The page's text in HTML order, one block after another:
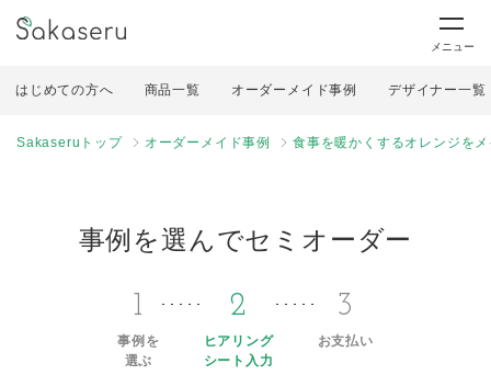
メニュー
はじめての方へ 商品一覧 オーダーメイド事例 デザイナー一覧
Sakaseruトップ オーダーメイド事例 食事を暖かくするオレンジを
事例を選んでセミオーダー
1
事例を
選ぶ
2
ヒアリング
シート入力
3
お支払い